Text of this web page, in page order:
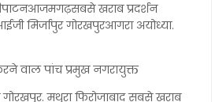
खराब प्रदर्शन
मिर्जापुर गोरखपुरआगरा अयोध्या.
वाल पांच प्रमुख नगरायुक्त
गोरखपुर. मथुरा फिरोजाबाद सबसे खराब